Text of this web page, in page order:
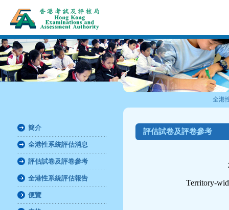
全港
簡介
全港性系統評估消息
評估試卷及評卷參考
全港性系統評估報告
便覽
評估試卷及評卷參考
Territory-